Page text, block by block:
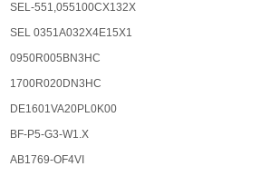
SEL-551,055100CX132X
SEL 0351A032X4E15X1
0950R005BN3HC
1700R020DN3HC
DE1601VA20PL0K00
BF-P5-G3-W1.X
AB1769-OF4VI